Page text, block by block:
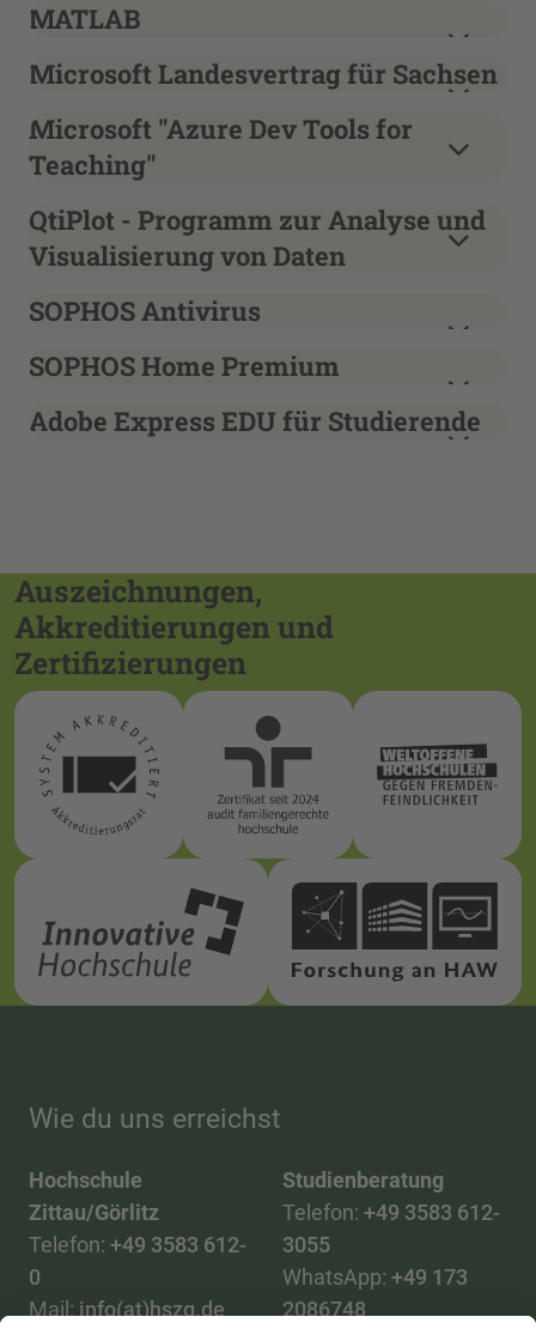
MATLAB
Microsoft Landesvertrag für Sachsen
Microsoft "Azure Dev Tools for
Teaching"
QtiPlot - Programm zur Analyse und
Visualisierung von Daten
SOPHOS Antivirus
SOPHOS Home Premium
Adobe Express EDU für Studierende
Auszeichnungen,
Akkreditierungen und
Zertifizierungen
Wie du uns erreichst
Hochschule
Zittau/Görlitz
Telefon: +49 3583 612-
0
Mail: info(at)hszg.de
Studienberatung
Telefon: +49 3583 612-
3055
WhatsApp: +49 173
2086748